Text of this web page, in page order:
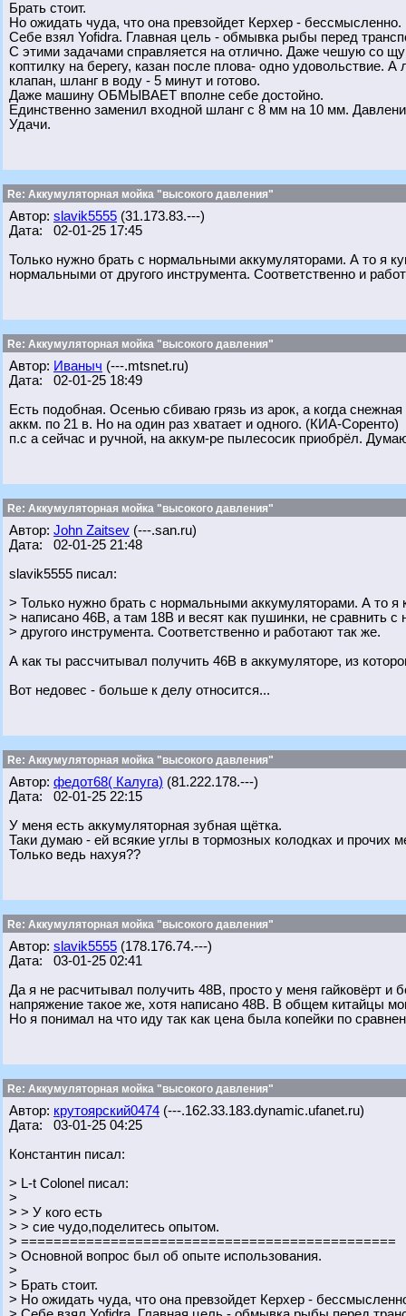
Брать стоит.
Но ожидать чуда, что она превзойдет Керхер - бессмысленно.
Себе взял Yofidra. Главная цель - обмывка рыбы перед
С этими задачами справляется на отлично. Даже чешую со
коптилку на берегу, казан после плова- одно удовольствие.
клапан, шланг в воду - 5 минут и готово.
Даже машину ОБМЫВАЕТ вполне себе достойно.
Единственно заменил входной шланг с 8 мм на 10 мм.
Удачи.
Re: Аккумуляторная мойка "высокого давления"
Автор: slavik5555 (31.173.83.---)
Дата: 02-01-25 17:45
Только нужно брать с нормальными аккумуляторами. А то я
нормальными от другого инструмента. Соответственно и
Re: Аккумуляторная мойка "высокого давления"
Автор: Иваныч (---.mtsnet.ru)
Дата: 02-01-25 18:49
Есть подобная. Осенью сбиваю грязь из арок, а когда
аккм. по 21 в. Но на один раз хватает и одного. (КИА-Соренто)
п.с а сейчас и ручной, на аккум-ре пылесосик приобрёл.
Re: Аккумуляторная мойка "высокого давления"
Автор: John Zaitsev (---.san.ru)
Дата: 02-01-25 21:48
slavik5555 писал:
> Только нужно брать с нормальными аккумуляторами. А то я
> написано 46В, а там 18В и весят как пушинки, не сравнить
> другого инструмента. Соответственно и работают так же.
А как ты рассчитывал получить 46В в аккумуляторе, из
Вот недовес - больше к делу относится...
Re: Аккумуляторная мойка "высокого давления"
Автор: федот68( Калуга) (81.222.178.---)
Дата: 02-01-25 22:15
У меня есть аккумуляторная зубная щётка.
Таки думаю - ей всякие углы в тормозных колодках и прочих
Только ведь нахyя??
Re: Аккумуляторная мойка "высокого давления"
Автор: slavik5555 (178.176.74.---)
Дата: 03-01-25 02:41
Да я не расчитывал получить 48В, просто у меня гайковёрт и
напряжение такое же, хотя написано 48В. В общем китайцы
Но я понимал на что иду так как цена была копейки по
Re: Аккумуляторная мойка "высокого давления"
Автор: крутоярский0474 (---.162.33.183.dynamic.ufanet.ru)
Дата: 03-01-25 04:25
Константин писал:
> L-t Colonel писал:
>
> > У кого есть
> > сие чудо,поделитесь опытом.
> ==============================================
> Основной вопрос был об опыте использования.
>
> Брать стоит.
> Но ожидать чуда, что она превзойдет Керхер -